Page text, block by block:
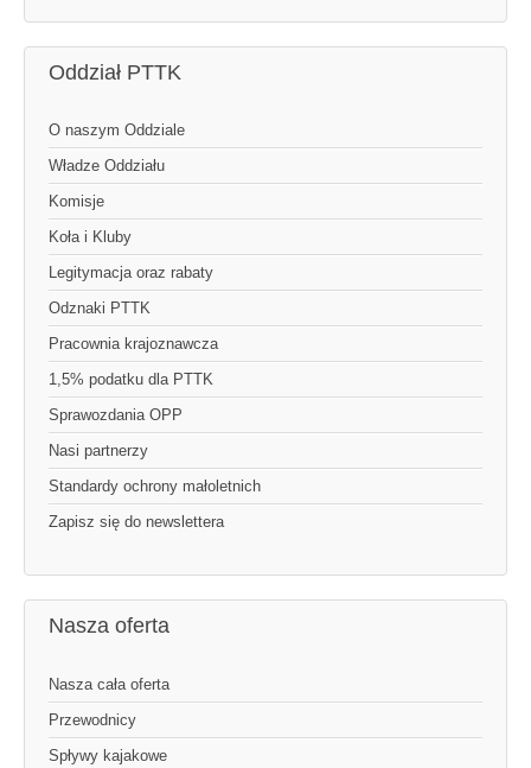
Oddział PTTK
O naszym Oddziale
Władze Oddziału
Komisje
Koła i Kluby
Legitymacja oraz rabaty
Odznaki PTTK
Pracownia krajoznawcza
1,5% podatku dla PTTK
Sprawozdania OPP
Nasi partnerzy
Standardy ochrony małoletnich
Zapisz się do newslettera
Nasza oferta
Nasza cała oferta
Przewodnicy
Spływy kajakowe